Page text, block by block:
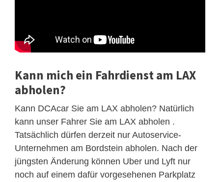
Kann mich ein Fahrdienst am LAX
abholen?
Kann DCAcar Sie am LAX abholen? Natürlich
kann unser Fahrer Sie am LAX abholen .
Tatsächlich dürfen derzeit nur Autoservice-
Unternehmen am Bordstein abholen. Nach der
jüngsten Änderung können Uber und Lyft nur
noch auf einem dafür vorgesehenen Parkplatz